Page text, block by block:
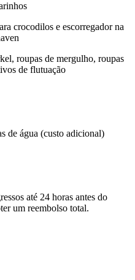
crocodilos e escorregador na
roupas de mergulho, roupas
de flutuação
de água (custo adicional)
até 24 horas antes do
um reembolso total.